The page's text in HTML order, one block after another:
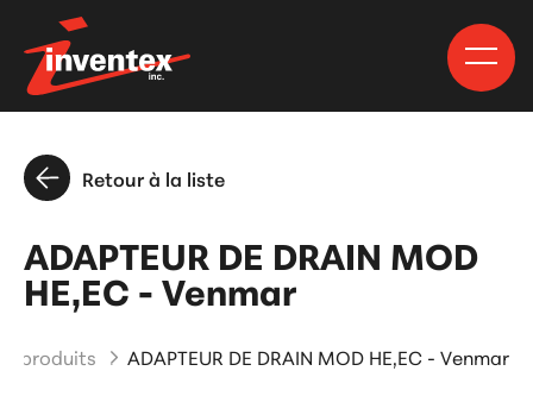
Retour à la liste
ADAPTEUR DE DRAIN MOD
HE,EC - Venmar
produits ADAPTEUR DE DRAIN MOD HE,EC - Venmar